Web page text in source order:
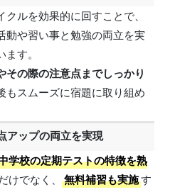
ルを効果的に回すことで、
動や習い事と勉強の両立を実
す。
その際の注意点までしっかり
もスムーズに宿題に取り組め
アップの両立を実現
学校の定期テストの特徴を熟
けでなく、 無料補習も実施す